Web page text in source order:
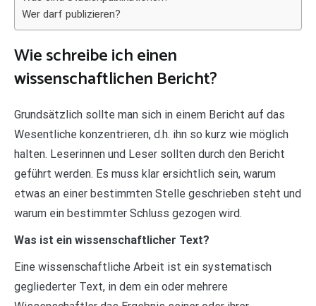
Wer darf publizieren?
Wie schreibe ich einen
wissenschaftlichen Bericht?
Grundsätzlich sollte man sich in einem Bericht auf das
Wesentliche konzentrieren, d.h. ihn so kurz wie möglich
halten. Leserinnen und Leser sollten durch den Bericht
geführt werden. Es muss klar ersichtlich sein, warum
etwas an einer bestimmten Stelle geschrieben steht und
warum ein bestimmter Schluss gezogen wird.
Was ist ein wissenschaftlicher Text?
Eine wissenschaftliche Arbeit ist ein systematisch
gegliederter Text, in dem ein oder mehrere